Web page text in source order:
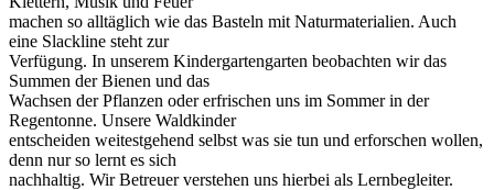
machen so alltäglich wie das Basteln mit Naturmaterialien. Auch
eine Slackline steht zur
Verfügung. In unserem Kindergartengarten beobachten wir das
Summen der Bienen und das
Wachsen der Pflanzen oder erfrischen uns im Sommer in der
Regentonne. Unsere Waldkinder
entscheiden weitestgehend selbst was sie tun und erforschen wollen,
denn nur so lernt es sich
nachhaltig. Wir Betreuer verstehen uns hierbei als Lernbegleiter.